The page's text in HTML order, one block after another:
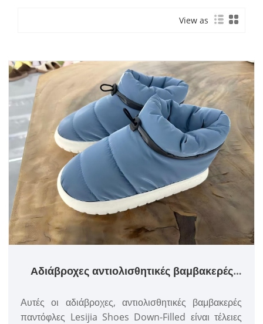
View as
Αδιάβροχες αντιολισθητικές βαμβακερές
Αυτές οι αδιάβροχες, αντιολισθητικές βαμβακερές
παντόφλες Lesijia Shoes Down-Filled είναι τέλειες